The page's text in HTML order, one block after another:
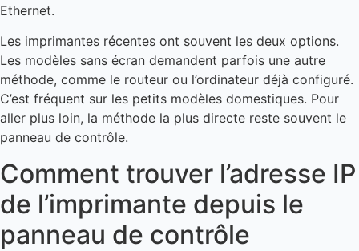
Ethernet.
Les imprimantes récentes ont souvent les deux options.
Les modèles sans écran demandent parfois une autre
méthode, comme le routeur ou l’ordinateur déjà configuré.
C’est fréquent sur les petits modèles domestiques. Pour
aller plus loin, la méthode la plus directe reste souvent le
panneau de contrôle.
Comment trouver l’adresse IP
de l’imprimante depuis le
panneau de contrôle